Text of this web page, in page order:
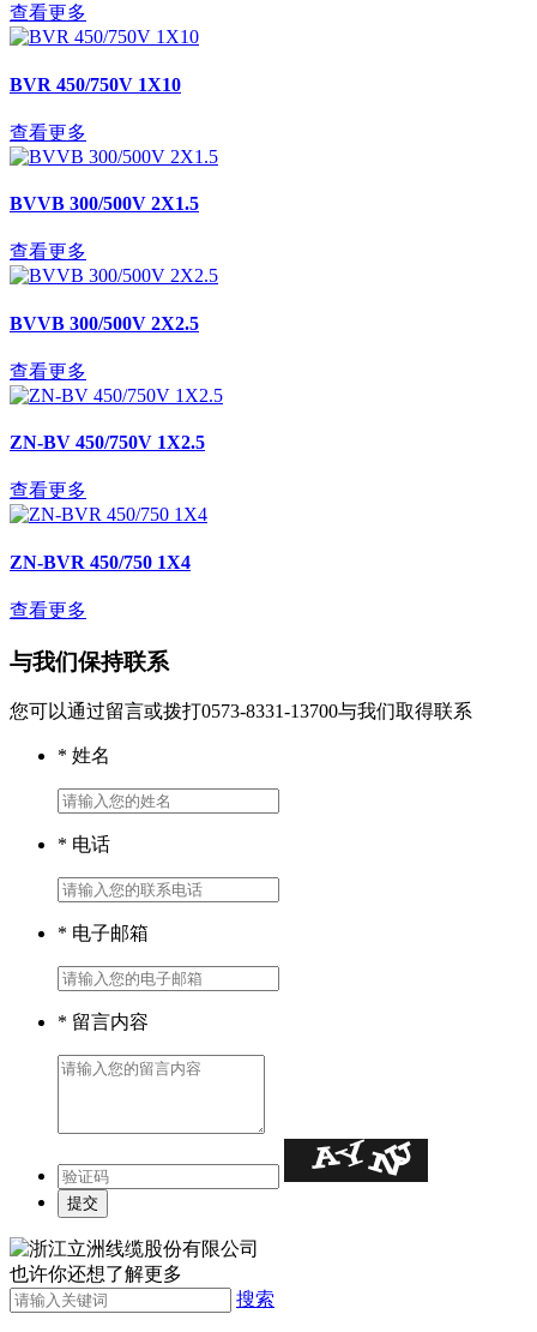
查看更多
BVR 450/750V 1X10
查看更多
BVVB 300/500V 2X1.5
查看更多
BVVB 300/500V 2X2.5
查看更多
ZN-BV 450/750V 1X2.5
查看更多
ZN-BVR 450/750 1X4
查看更多
与我们保持联系
您可以通过留言或拨打0573-8331-13700与我们取得联系
* 姓名
* 电话
* 电子邮箱
* 留言内容
也许你还想了解更多
搜索